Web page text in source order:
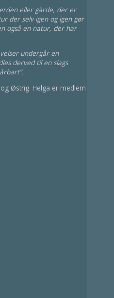
eller gårde, der er
der selv igen og igen gør
også en natur, der har
undergår en
derved til en slags
Østrig. Helga er medlem